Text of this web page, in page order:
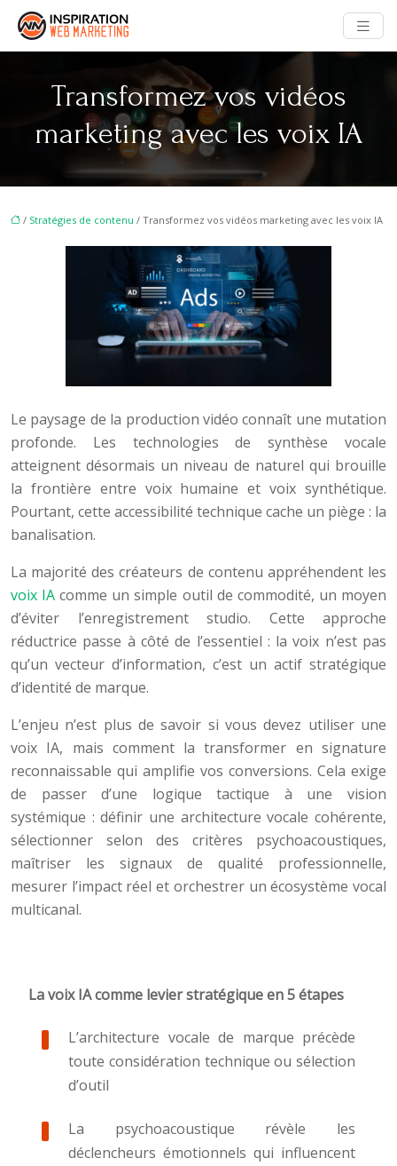
Transformez vos vidéos
marketing avec les voix IA
/ Stratégies de contenu / Transformez vos vidéos marketing avec les voix IA
Le paysage de la production vidéo connaît une mutation
profonde. Les technologies de synthèse vocale
atteignent désormais un niveau de naturel qui brouille
la frontière entre voix humaine et voix synthétique.
Pourtant, cette accessibilité technique cache un piège : la
banalisation.
La majorité des créateurs de contenu appréhendent les
voix IA comme un simple outil de commodité, un moyen
d’éviter l’enregistrement studio. Cette approche
réductrice passe à côté de l’essentiel : la voix n’est pas
qu’un vecteur d’information, c’est un actif stratégique
d’identité de marque.
L’enjeu n’est plus de savoir si vous devez utiliser une
voix IA, mais comment la transformer en signature
reconnaissable qui amplifie vos conversions. Cela exige
de passer d’une logique tactique à une vision
systémique : définir une architecture vocale cohérente,
sélectionner selon des critères psychoacoustiques,
maîtriser les signaux de qualité professionnelle,
mesurer l’impact réel et orchestrer un écosystème vocal
multicanal.
La voix IA comme levier stratégique en 5 étapes
L’architecture vocale de marque précède
toute considération technique ou sélection
d’outil
La psychoacoustique révèle les
déclencheurs émotionnels qui influencent